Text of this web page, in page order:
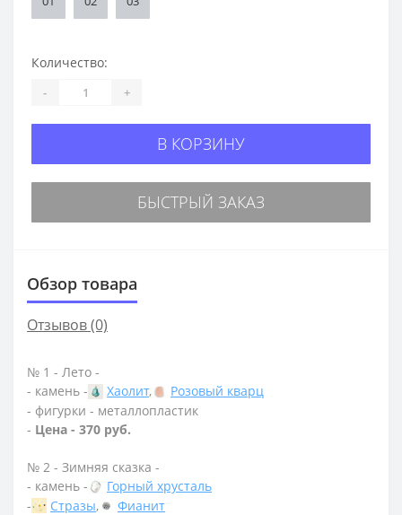
Количество:
- +
В КОРЗИНУ
БЫСТРЫЙ ЗАКАЗ
Обзор товара
Отзывов (0)
№ 1 - Лето -
- камень -
Хаолит,
Розовый кварц
- фигурки - металлопластик
- Цена - 370 руб.
№ 2 - Зимняя сказка -
- камень -
Горный хрусталь
-
Стразы,
Фианит